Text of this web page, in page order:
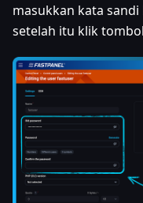
masukkan kata
setelah itu klik